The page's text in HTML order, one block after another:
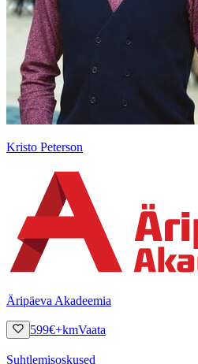
Kristo Peterson
Äripäeva Akadeemia
599€+kmVaata
Suhtlemisoskused